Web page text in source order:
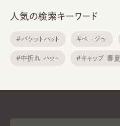
人気の検索キーワード
#バケットハット #ベージュ
#中折れ ハット #キャップ 春夏